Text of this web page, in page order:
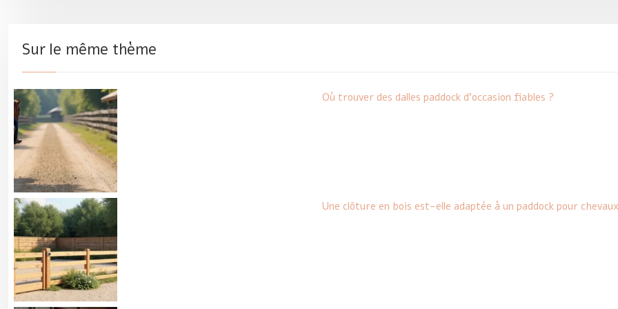
Sur le même thème
Où trouver des dalles paddock d’occasion fiables ?
Une clôture en bois est-elle adaptée à un paddock pour